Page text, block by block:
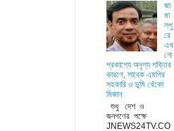
জা
মা
লপু
রে
এখ
নো
প্রকাশ্যে অদৃশ্য শক্তির
কারণে, সাবেক এমপির
সহকারি ও ভূমি খেঁকো
মিজান
শুধু দেশ ও
জনগণের পক্ষে
JNEWS24TV.CO